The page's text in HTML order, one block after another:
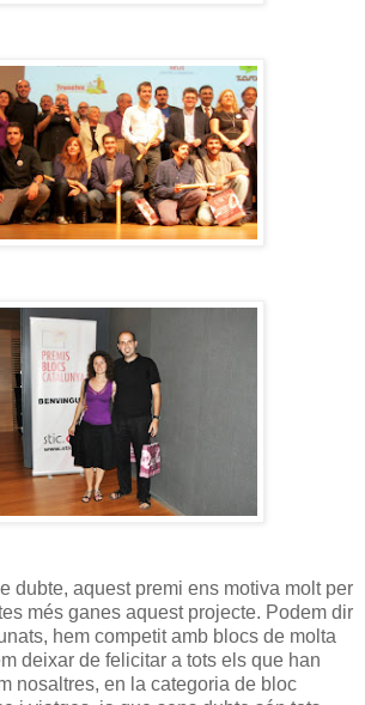
dubte, aquest premi ens motiva molt per
més ganes aquest projecte. Podem dir
hem competit amb blocs de molta
deixar de felicitar a tots els que han
nosaltres, en la categoria de bloc